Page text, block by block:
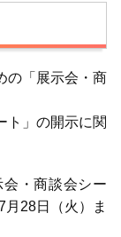
の「展示会・商
ト」の開示に関
・商談会シー
月28日（火）ま